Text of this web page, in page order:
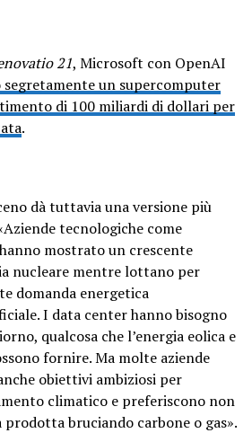
21, Microsoft con OpenAI
un supercomputer
di 100 miliardi di dollari per
.
dà tuttavia una versione più
tecnologiche come
mostrato un crescente
nucleare mentre lottano per
domanda energetica
I data center hanno bisogno
qualcosa che l’energia eolica e
fornire. Ma molte aziende
obiettivi ambiziosi per
climatico e preferiscono non
bruciando carbone o gas».